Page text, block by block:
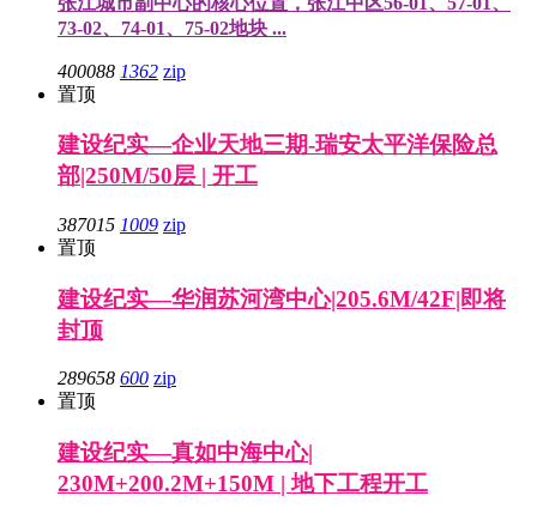
73-02、74-01、75-02地块 ...
400088 1362 zip
置顶
建设纪实—企业天地三期-瑞安太平洋保险总
部|250M/50层 | 开工
387015 1009 zip
置顶
建设纪实—华润苏河湾中心|205.6M/42F|即将
封顶
289658 600 zip
置顶
建设纪实—真如中海中心|
230M+200.2M+150M | 地下工程开工